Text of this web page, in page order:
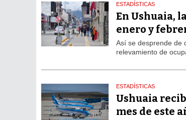
ESTADÍSTICAS
En Ushuaia,
enero y
Así se desprende de
relevamiento de
ESTADÍSTICAS
Ushuaia
mes de este